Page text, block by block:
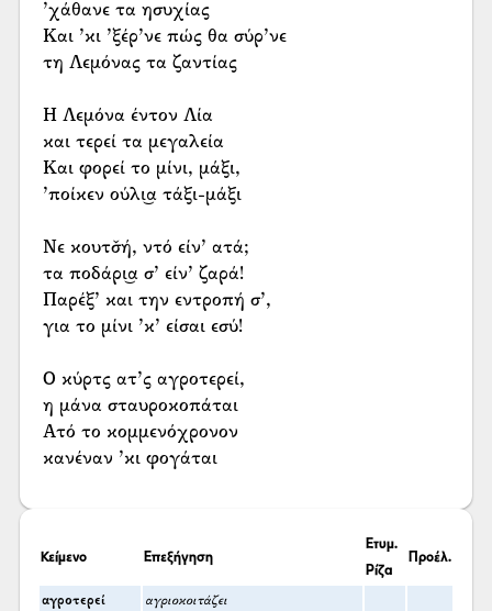
’χάθανε τα ησυχίας
Και ’κι ’ξέρ’νε πώς θα σύρ’νε
τη Λεμόνας τα ζαντίας
Η Λεμόνα έντον Λία
και τερεί τα μεγαλεία
Και φορεί το μίνι, μάξι,
’ποίκεν ούλι͜α τάξι-μάξι
Νε κουτσ̌ή, ντό είν’ ατά;
τα ποδάρι͜α σ’ είν’ ζαρά!
Παρέξ’ και την εντροπή σ’,
για το μίνι ’κ’ είσαι εσύ!
Ο κύρτς ατ’ς αγροτερεί,
η μάνα σταυροκοπάται
Ατό το κομμενόχρονον
κανέναν ’κι φογάται
Κείμενο Επεξήγηση
Ετυμ.
Ρίζα
Προέλ.
αγροτερεί αγριοκοιτάζει